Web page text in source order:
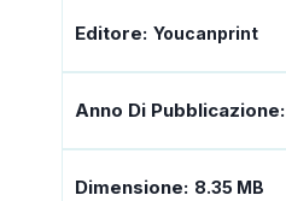
Editore: Youcanprint
Anno Di Pubblicazione:
Dimensione: 8.35 MB